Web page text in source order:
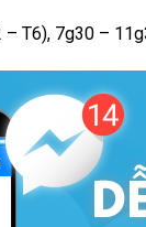
T6), 7g30 –